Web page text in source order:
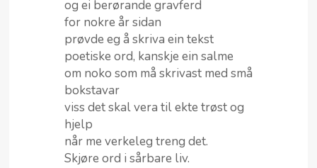
og ei berørande gravferd
for nokre år sidan
prøvde eg å skriva ein tekst
poetiske ord, kanskje ein salme
om noko som må skrivast med små
bokstavar
viss det skal vera til ekte trøst og
hjelp
når me verkeleg treng det.
Skjøre ord i sårbare liv.